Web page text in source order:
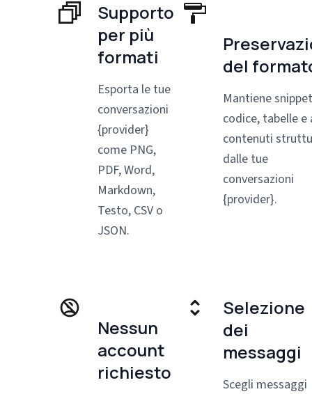
Supporto
per più
formati
Esporta le tue
conversazioni
{provider}
come PNG,
PDF, Word,
Markdown,
Testo, CSV o
JSON.
del
Mantiene
codice, tabelle e
contenuti
dalle tue
conversazioni
{provider}.
Nessun
account
richiesto
Selezione
dei
messaggi
Scegli messaggi